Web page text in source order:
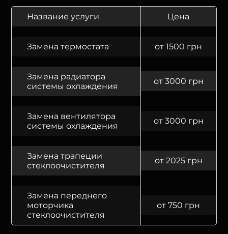
Название услуги Цена
Замена термостата от 1500 грн
Замена радиатора
системы охлаждения
от 3000 грн
Замена вентилятора
системы охлаждения
от 3000 грн
Замена трапеции
стеклоочистителя
от 2025 грн
Замена переднего
моторчика
стеклоочистителя
от 750 грн